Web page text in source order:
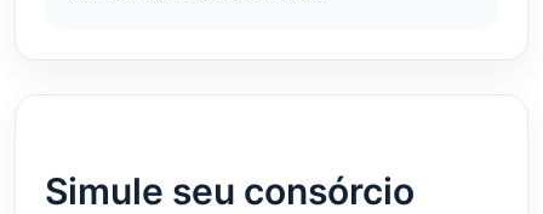
Simule seu consórcio